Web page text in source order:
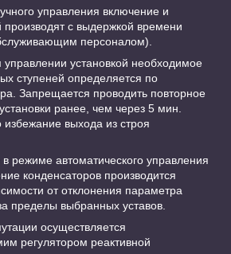
управления включение и
производят с выдержкой времени
персоналом).
установкой необходимое
ступеней определяется по
Запрещается проводить повторное
ранее, чем через 5 мин.
выхода из строя
автоматического управления
конденсаторов производится
от отклонения параметра
пределы выбранных уставов.
осуществляется
регулятором реактивной